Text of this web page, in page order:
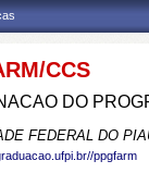
CCS
DO
FEDERAL DO
ppgfarm